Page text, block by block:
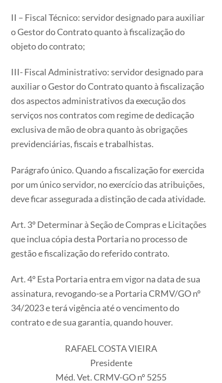
II – Fiscal Técnico: servidor designado para auxiliar
o Gestor do Contrato quanto à fiscalização do
objeto do contrato;
III- Fiscal Administrativo: servidor designado para
auxiliar o Gestor do Contrato quanto à fiscalização
dos aspectos administrativos da execução dos
serviços nos contratos com regime de dedicação
exclusiva de mão de obra quanto às obrigações
previdenciárias, fiscais e trabalhistas.
Parágrafo único. Quando a fiscalização for exercida
por um único servidor, no exercício das atribuições,
deve ficar assegurada a distinção de cada atividade.
Art. 3º Determinar à Seção de Compras e Licitações
que inclua cópia desta Portaria no processo de
gestão e fiscalização do referido contrato.
Art. 4º Esta Portaria entra em vigor na data de sua
assinatura, revogando-se a Portaria CRMV/GO nº
34/2023 e terá vigência até o vencimento do
contrato e de sua garantia, quando houver.
RAFAEL COSTA VIEIRA
Presidente
Méd. Vet. CRMV-GO nº 5255